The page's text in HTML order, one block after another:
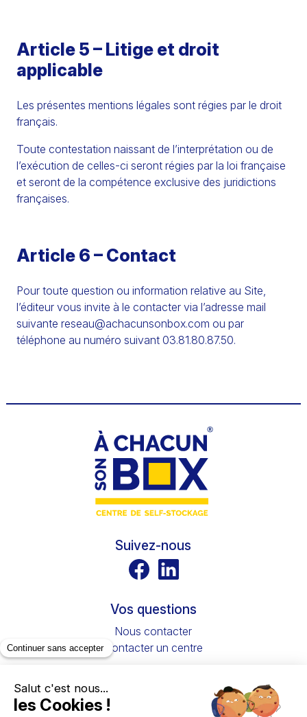
Article 5 – Litige et droit
applicable
Les présentes mentions légales sont régies par le droit
français.
Toute contestation naissant de l’interprétation ou de
l’exécution de celles-ci seront régies par la loi française
et seront de la compétence exclusive des juridictions
françaises.
Article 6 – Contact
Pour toute question ou information relative au Site,
l’éditeur vous invite à le contacter via l’adresse mail
suivante reseau@achacunsonbox.com ou par
téléphone au numéro suivant 03.81.80.87.50.
Suivez-nous
Vos questions
Nous contacter
Contacter un centre
Vous avez recherché un box à louer pour votre
appartement, votre maison ou vos bureaux ? Depuis